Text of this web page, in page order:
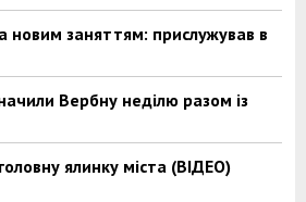
новим заняттям: прислужував в
Вербну неділю разом із
ялинку міста (ВІДЕО)